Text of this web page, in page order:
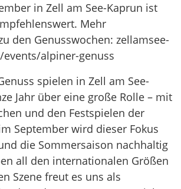
in Zell am See-Kaprun ist
Mehr
den Genusswochen: zellamsee-
alpiner-genuss
spielen in Zell am See-
Jahr über eine große Rolle – mit
und den Festspielen der
September wird dieser Fokus
die Sommersaison nachhaltig
all den internationalen Größen
Szene freut es uns als